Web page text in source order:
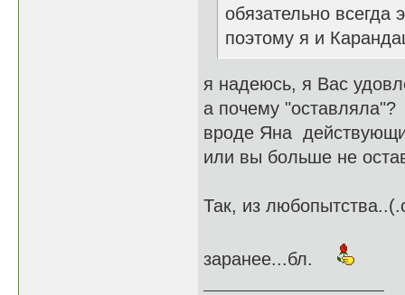
обязательно всегда
поэтому я и
я надеюсь, я Вас
а почему "оставляла"?
вроде Яна
или вы больше не
Так, из
заранее...бл.